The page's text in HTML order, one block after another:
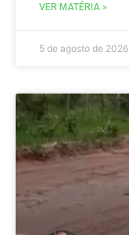
VER MATÉRIA »
5 de agosto de 2026